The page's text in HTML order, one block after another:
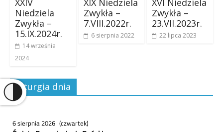
XXIV
Niedziela
Zwykła –
15.IX.2024r.
14 września
2024
XIX Niedziela
Zwykła –
7.VIII.2022r.
6 sierpnia 2022
XVI Niedziela
Zwykła –
23.VII.2023r.
22 lipca 2023
Liturgia dnia